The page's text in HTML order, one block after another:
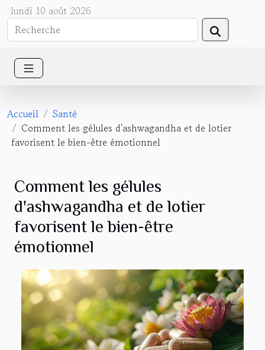
lundi 10 août 2026
Accueil
Santé
Comment les gélules d'ashwagandha et de lotier
favorisent le bien-être émotionnel
Comment les gélules
d'ashwagandha et de lotier
favorisent le bien-être
émotionnel